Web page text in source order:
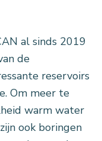
al sinds 2019
de
reservoirs
Om meer te
warm water
ook boringen